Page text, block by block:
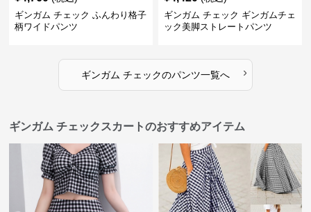
ギンガム チェック ふんわり格子
柄ワイドパンツ
ギンガム チェック ギンガムチェ
ック美脚ストレートパンツ
ギンガム チェックのパンツ一覧へ ›
ギンガム チェックスカートのおすすめアイテム